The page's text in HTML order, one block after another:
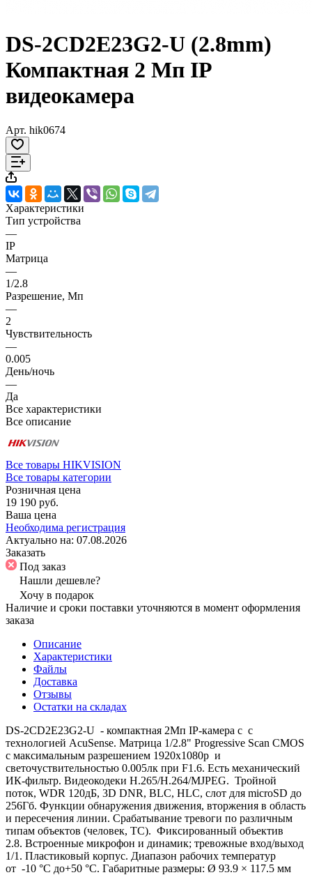
DS-2CD2E23G2-U (2.8mm)
Компактная 2 Мп IP
видеокамера
Арт. hik0674
Характеристики
Тип устройства
—
IP
Матрица
—
1/2.8
Разрешение, Мп
—
2
Чувствительность
—
0.005
День/ночь
—
Да
Все характеристики
Все описание
Все товары HIKVISION
Все товары категории
Розничная цена
19 190 руб.
Ваша цена
Необходима регистрация
Актуально на: 07.08.2026
Заказать
Под заказ
Нашли дешевле?
Хочу в подарок
Наличие и сроки поставки уточняются в момент оформления
заказа
Описание
Характеристики
Файлы
Доставка
Отзывы
Остатки на складах
DS-2CD2E23G2-U - компактная 2Мп IP-камера с с
технологией AcuSense. Матрица 1/2.8" Progressive Scan CMOS
с максимальным разрешением 1920х1080р и
светочуствительностью 0.005лк при F1.6. Есть механический
ИК-фильтр. Видеокодеки H.265/H.264/MJPEG. Тройной
поток, WDR 120дБ, 3D DNR, BLC, HLC, слот для microSD до
256Гб. Функции обнаружения движения, вторжения в область
и пересечения линии. Срабатывание тревоги по различным
типам объектов (человек, ТС). Фиксированный объектив
2.8. Встроенные микрофон и динамик; тревожные вход/выход
1/1. Пластиковый корпус. Диапазон рабочих температур
от -10 °C до+50 °C. Габаритные размеры: Ø 93.9 × 117.5 мм